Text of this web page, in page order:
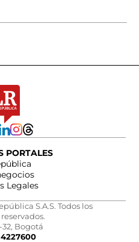
PORTALES
Legales
S.A.S. Todos los
32, Bogotá
4227600